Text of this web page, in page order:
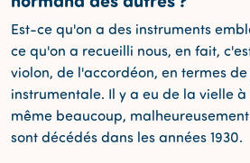
Est-ce qu'on a des instruments
ce qu'on a recueilli nous, en fait,
violon, de l'accordéon, en termes
instrumentale. Il y a eu de la vielle
même beaucoup,
sont décédés dans les années 1930.